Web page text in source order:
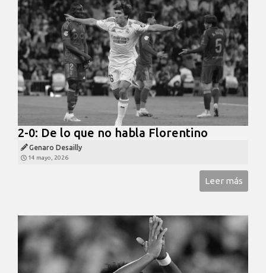
2-0: De lo que no habla Florentino
Genaro Desailly
14 mayo, 2026
Leer más